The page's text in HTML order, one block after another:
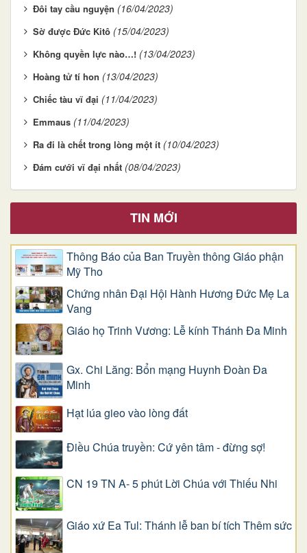
Đôi tay cầu nguyện (16/04/2023)
Sờ được Đức Kitô (15/04/2023)
Không quyền lực nào…! (13/04/2023)
Hoàng tử tí hon (13/04/2023)
Chiếc tàu vĩ đại (11/04/2023)
Emmaus (11/04/2023)
Ra đi là chết trong lòng một ít (10/04/2023)
Đám cưới vĩ đại nhất (08/04/2023)
TIN MỚI
Thông Báo của Ban Truyền thông Giáo phận
Mỹ Tho
Chứng nhân Đại Hội Hành Hương Đức Mẹ La
Vang
Giáo họ Trinh Vương: Lễ kính Thánh Đa Minh
Gx. Chi Lăng: Bổn mạng Huynh Đoàn Đa
Minh
Hạt lúa gieo vào lòng đất
Điều Chúa truyền: Cứ yên tâm - đừng sợ!
CN 19 TN A- 5 phút Lời Chúa với Thiếu Nhi
Giáo xứ Ea Tul: Thánh lễ ban bí tích Thêm sức